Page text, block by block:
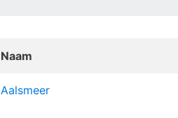
Naam
Aalsmeer